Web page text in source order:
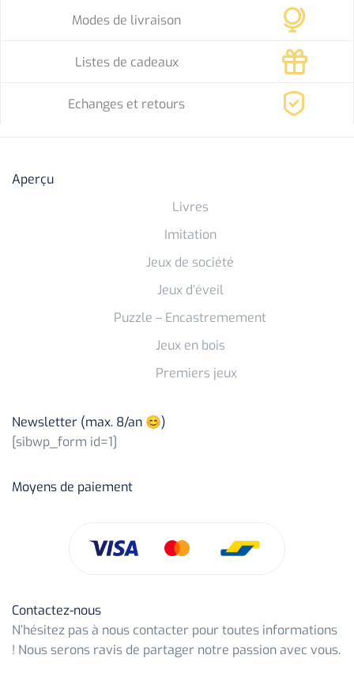
Modes de livraison
Listes de cadeaux
Echanges et retours
Aperçu
Livres
Imitation
Jeux de société
Jeux d’éveil
Puzzle – Encastremement
Jeux en bois
Premiers jeux
Newsletter (max. 8/an 😊)
[sibwp_form id=1]
Moyens de paiement
Contactez-nous
N’hésitez pas à nous contacter pour toutes informations
! Nous serons ravis de partager notre passion avec vous.